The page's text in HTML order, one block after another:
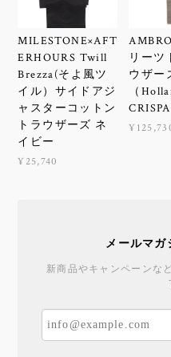
MILESTONE×AFT
ERHOURS Twill
Brezza(そよ風ツ
イル）サイドアジ
ャスターコットン
トラウザーズ ネ
イビー
¥25,740
リーツ
ウザー
（
メールマガ
新商品やキャンペーンな